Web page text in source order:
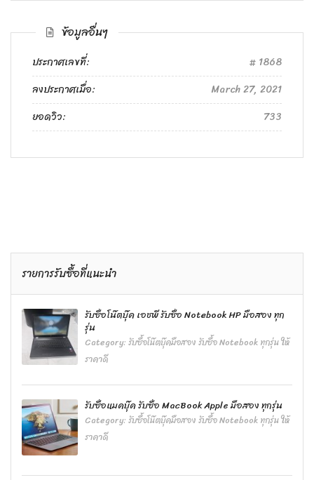
ข้อมูลอื่นๆ
ประกาศเลขที่:
1868
ลงประกาศเมื่อ:
March 27, 2021
ยอดวิว:
733
รายการรับซื้อที่แนะนำ
รับซื้อโน๊ตบุ๊ค เอชพี รับซื้อ Notebook HP มือสอง ทุก
รุ่น
Category:รับซื้อโน๊ตบุ๊คมือสอง รับซื้อ Notebook ทุกรุ่น ให้
ราคาดี
รับซื้อแมคบุ๊ค รับซื้อ MacBook Apple มือสอง ทุกรุ่น
Category:รับซื้อโน๊ตบุ๊คมือสอง รับซื้อ Notebook ทุกรุ่น ให้
ราคาดี